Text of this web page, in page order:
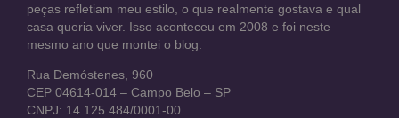
peças refletiam meu estilo, o que realmente gostava e qual
casa queria viver. Isso aconteceu em 2008 e foi neste
mesmo ano que montei o blog.
Rua Demóstenes, 960
CEP 04614-014 – Campo Belo – SP
CNPJ: 14.125.484/0001-00